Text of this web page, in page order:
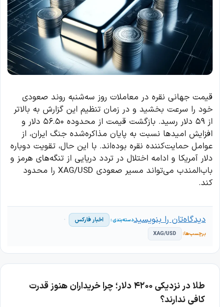
قیمت جهانی نقره در معاملات روز سه‌شنبه روند صعودی
خود را سرعت بخشید و در زمان تنظیم این گزارش به بالاتر
از ۵۹ دلار رسید. بازگشت قیمت از محدوده ۵۶.۵۰ دلار و
افزایش امیدها نسبت به پایان مذاکره‌شده جنگ ایران، از
عوامل حمایت‌کننده نقره بوده‌اند. با این حال، تقویت دوباره
دلار آمریکا و ادامه اختلال در تردد دریایی از تنگه‌های هرمز و
باب‌المندب می‌تواند مسیر صعودی XAG/USD را محدود
کند.
اخبار فارکس
XAG/USD
دیدگاه‌تان را بنویسید
طلا در نزدیکی ۴۲۰۰ دلار؛ چرا خریداران هنوز قدرت
کافی ندارند؟